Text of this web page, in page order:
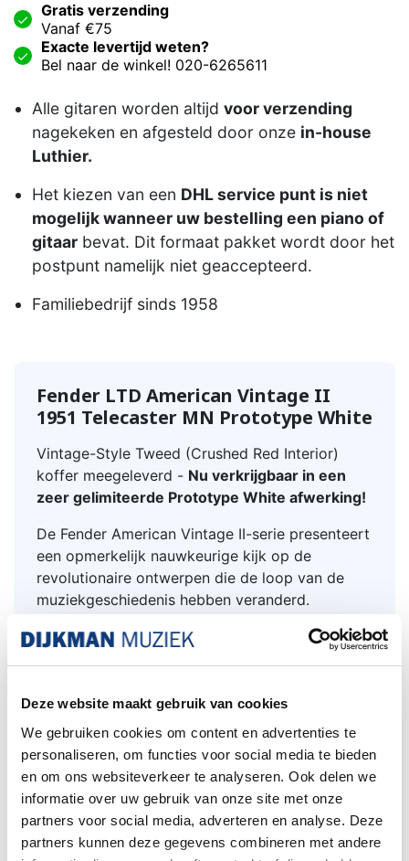
Deze website maakt gebruik van cookies
We gebruiken cookies om content en advertenties te
personaliseren, om functies voor social media te bieden
en om ons websiteverkeer te analyseren. Ook delen we
informatie over uw gebruik van onze site met onze
partners voor social media, adverteren en analyse. Deze
partners kunnen deze gegevens combineren met andere
Gratis verzending
Vanaf €75
Exacte levertijd weten?
Bel naar de winkel! 020-6265611
Alle gitaren worden altijd voor verzending
nagekeken en afgesteld door onze in-house
Luthier.
Het kiezen van een DHL service punt is niet
mogelijk wanneer uw bestelling een piano of
gitaar bevat. Dit formaat pakket wordt door het
postpunt namelijk niet geaccepteerd.
Familiebedrijf sinds 1958
Fender LTD American Vintage II
1951 Telecaster MN Prototype White
Vintage-Style Tweed (Crushed Red Interior)
koffer meegeleverd - Nu verkrijgbaar in een
zeer gelimiteerde Prototype White afwerking!
De Fender American Vintage II-serie presenteert
een opmerkelijk nauwkeurige kijk op de
revolutionaire ontwerpen die de loop van de
muziekgeschiedenis hebben veranderd.
halzen en hardware, eersteklas afwerkingen en
specifieke pickups uit dat tijdsbeeld, vangt elk
vakmanschap en klank.
De American Vintage II 1951 Telecaster heeft
een essenhouten body afgewerkt in
Butterscotch Blonde om de toon en het uiterlijk
van het origineel vast te leggen.
De substantiële 'U'-vormige esdoornhals uit '51
speelt als een droom met een toets met een